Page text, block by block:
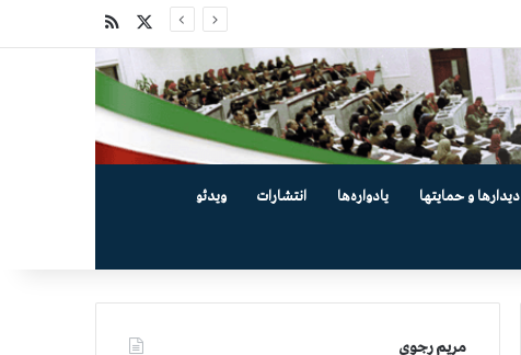
دیدارها و حمایتها یادواره‌ها انتشارات ویدئو
مریم رجوی